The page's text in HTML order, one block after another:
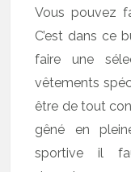
Vous pouvez
C’est dans ce
faire une
vêtements
être de tout
gêné en
sportive il